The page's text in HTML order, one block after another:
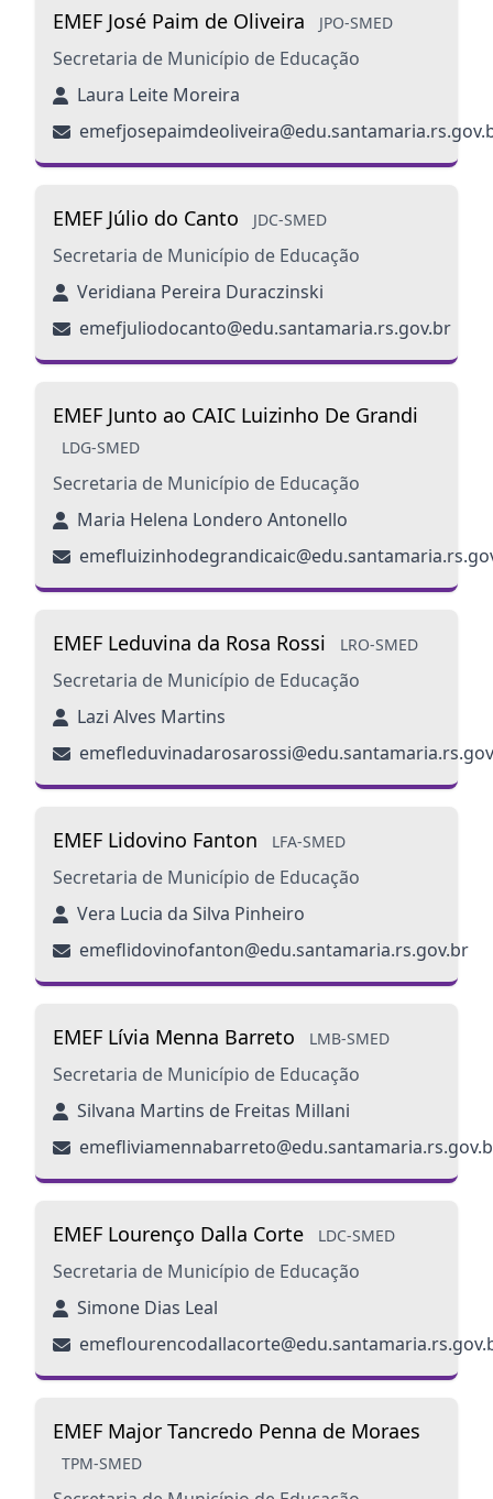
EMEF José Paim de Oliveira JPO-SMED
Secretaria de Município de Educação
Laura Leite Moreira
EMEF Júlio do Canto JDC-SMED
Secretaria de Município de Educação
Veridiana Pereira Duraczinski
emefjuliodocanto@edu.santamaria.rs.gov.br
EMEF Junto ao CAIC Luizinho De Grandi
LDG-SMED
Secretaria de Município de Educação
Maria Helena Londero Antonello
EMEF Leduvina da Rosa Rossi LRO-SMED
Secretaria de Município de Educação
Lazi Alves Martins
EMEF Lidovino Fanton LFA-SMED
Secretaria de Município de Educação
Vera Lucia da Silva Pinheiro
emeflidovinofanton@edu.santamaria.rs.gov.br
EMEF Lívia Menna Barreto LMB-SMED
Secretaria de Município de Educação
Silvana Martins de Freitas Millani
EMEF Lourenço Dalla Corte LDC-SMED
Secretaria de Município de Educação
Simone Dias Leal
EMEF Major Tancredo Penna de Moraes
TPM-SMED